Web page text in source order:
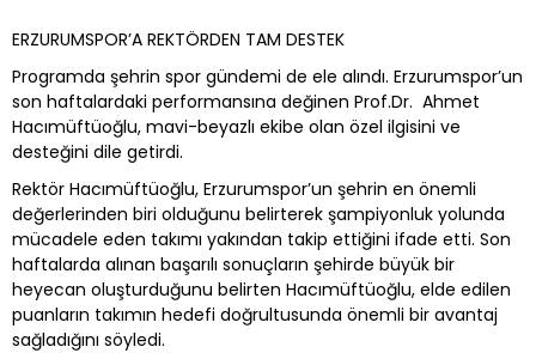
ERZURUMSPOR’A REKTÖRDEN TAM DESTEK
Programda şehrin spor gündemi de ele alındı. Erzurumspor’un
son haftalardaki performansına değinen Prof.Dr. Ahmet
Hacımüftüoğlu, mavi-beyazlı ekibe olan özel ilgisini ve
desteğini dile getirdi.
Rektör Hacımüftüoğlu, Erzurumspor’un şehrin en önemli
değerlerinden biri olduğunu belirterek şampiyonluk yolunda
mücadele eden takımı yakından takip ettiğini ifade etti. Son
haftalarda alınan başarılı sonuçların şehirde büyük bir
heyecan oluşturduğunu belirten Hacımüftüoğlu, elde edilen
puanların takımın hedefi doğrultusunda önemli bir avantaj
sağladığını söyledi.